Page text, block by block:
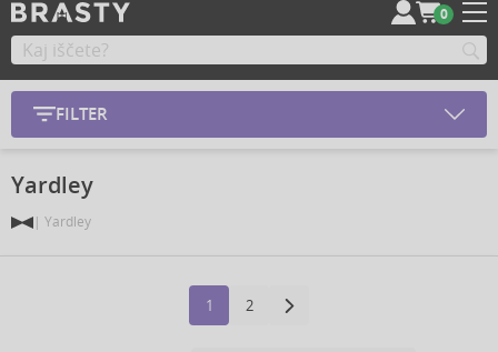
0
FILTER
Yardley
Yardley
1 2